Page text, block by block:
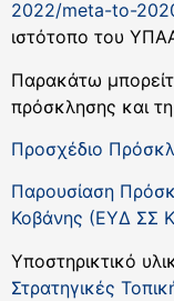
2022/meta-to-
ιστότοπο του
Παρακάτω
πρόσκλησης και
Προσχέδιο
Παρουσίαση
Κοβάνης (ΕΥΔ ΣΣ
Υποστηρικτικό
Στρατηγικές